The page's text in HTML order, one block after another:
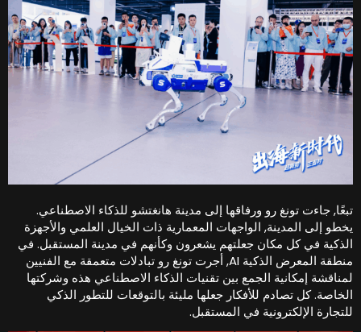
جاءت تونغ رو ورفاقها إلى مدينة هانغتشو للذكاء الاصطناعي.
إلى المدينة, الواجهات المعمارية ذات الخيال العلمي والأجهزة
في كل مكان جعلتهم يشعرون وكأنهم في مدينة المستقبل. في
منطقة المعرض الذكية AI, أجرت تونغ رو تبادلات متعمقة مع الفنيين
إمكانية الجمع بين تقنيات الذكاء الاصطناعي هذه وشركتها
كل تصادم للأفكار جعلها مليئة بالتوقعات للتطور الذكي
الإلكترونية في المستقبل.